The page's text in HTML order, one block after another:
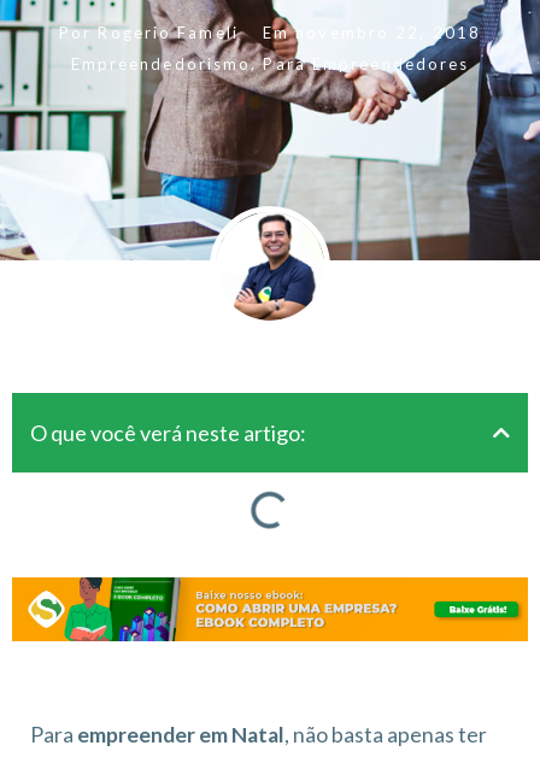
PorRogerio Fameli Em novembro 22, 2018
Empreendedorismo,Para Empreendedores
O que você verá neste artigo:
Para empreender em Natal, não basta apenas ter